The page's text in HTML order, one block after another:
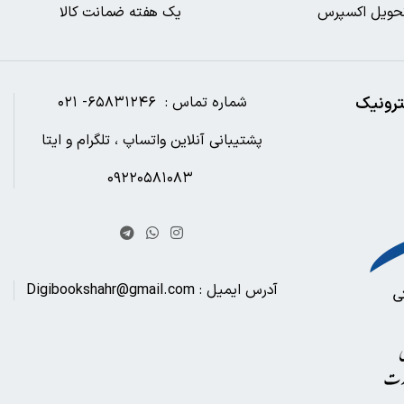
اکسپرس یک هفته ضمانت کالا
شماره تماس : ۶۵۸۳۱۲۴۶- ۰۲۱
پشتیبانی آنلاین واتساپ ، تلگرام و ایتا
آدرس ایمیل : Digibookshahr@gmail.com